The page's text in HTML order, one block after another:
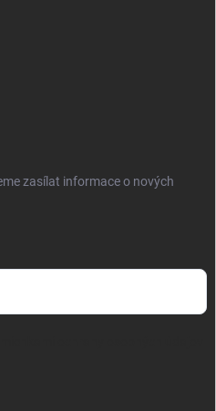
zasílat informace o nových